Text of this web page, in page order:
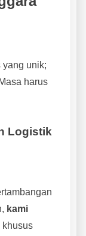
yang unik;
harus
Logistik
kami
khusus